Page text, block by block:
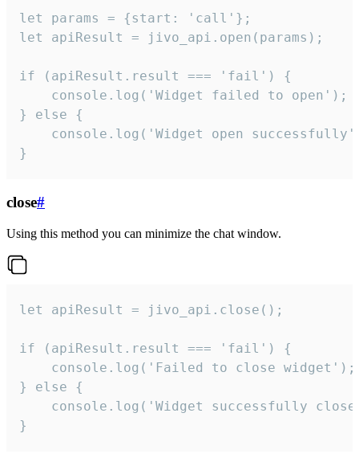
let params = {start: 'call'};
let apiResult = jivo_api.open(params);
if (apiResult.result === 'fail') {
    console.log('Widget failed to open');
} else {
console.log('Widget open
}
close#
Using this method you can minimize the chat window.
let apiResult = jivo_api.close();
if (apiResult.result === 'fail') {
    console.log('Failed to close widget');
} else {
console.log('Widget successfully
}